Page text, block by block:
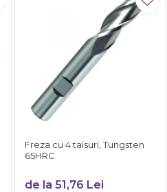
Freza cu 4 taisuri, Tungsten
65HRC
de la 51,76 Lei